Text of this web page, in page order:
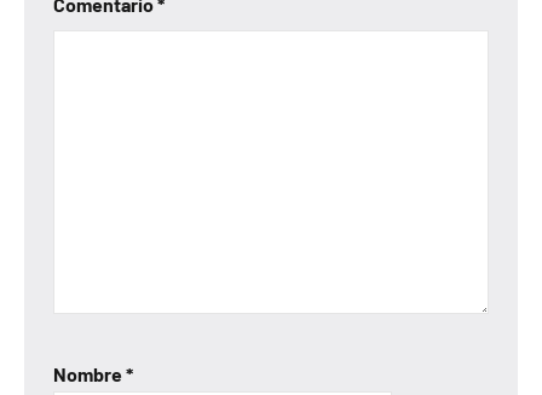
Comentario*
Nombre*